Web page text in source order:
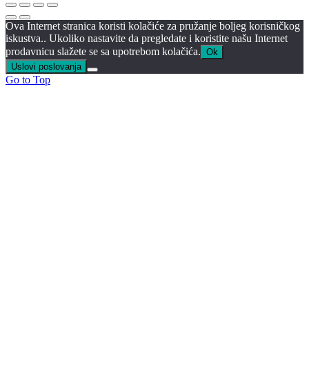
Ova Internet stranica koristi kolačiće za pružanje boljeg korisničkog
iskustva.. Ukoliko nastavite da pregledate i koristite našu Internet
prodavnicu slažete se sa upotrebom kolačića. Ok
Uslovi poslovanja
Go to Top